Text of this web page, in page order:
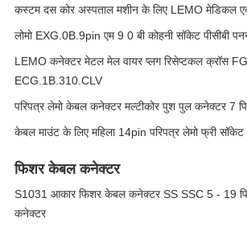
कस्टम दस कोर अस्पताल मशीन के लिए LEMO मेडिकल
लोमो EXG.0B.9pin एम 9 0 बी कोहनी सॉकेट पीसीबी
LEMO कनेक्टर मेटल मेल वायर प्लग रिसेप्टकल क्रॉस
ECG.1B.310.CLV
परिपत्र लेमो केबल कनेक्टर मल्टीकोर पुश पुल कनेक्टर 7
केबल माउंट के लिए महिला 14pin परिपत्र लेमो फ्री सॉकेट
फिशर केबल कनेक्टर
S1031 आकार फिशर केबल कनेक्टर SS SSC 5 - 19
कनेक्टर